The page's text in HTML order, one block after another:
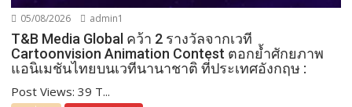
05/08/2026 admin1
T&B Media Global คว้า 2 รางวัลจากเวที
Cartoonvision Animation Contest ตอกย้ำศักยภาพ
แอนิเมชันไทยบนเวทีนานาชาติ ที่ประเทศอังกฤษ :
Post Views: 39 T...